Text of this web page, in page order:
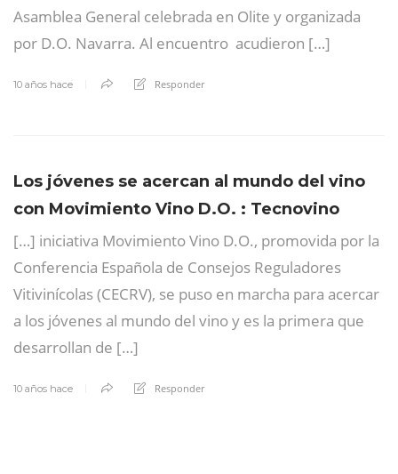
Asamblea General celebrada en Olite y organizada
por D.O. Navarra. Al encuentro acudieron […]
10 años hace Responder
Los jóvenes se acercan al mundo del vino
con Movimiento Vino D.O. : Tecnovino
[…] iniciativa Movimiento Vino D.O., promovida por la
Conferencia Española de Consejos Reguladores
Vitivinícolas (CECRV), se puso en marcha para acercar
a los jóvenes al mundo del vino y es la primera que
desarrollan de […]
10 años hace Responder